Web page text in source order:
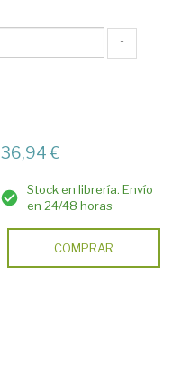
↑
36,94 €
Stock en librería. Envío
en 24/48 horas
COMPRAR